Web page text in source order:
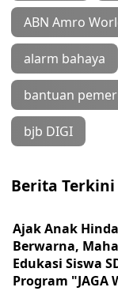
ABN Amro
alarm bahaya
bantuan
bjb DIGI
Berita Terkini
Ajak Anak
Berwarna,
Edukasi Siswa
Program "JAGA